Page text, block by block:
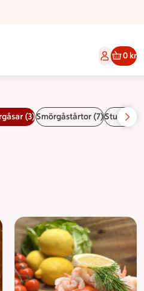
Mariestad
0 kr
(3)Smörgåstårtor (7)Stubbar